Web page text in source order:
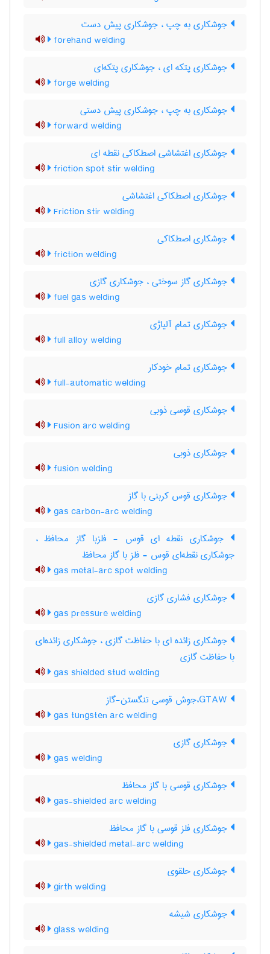
جوشکاری به چپ ، جوشکاری پیش دست
forehand welding
جوشکاری پتکه ای ، جوشکاری پتکه‌ای
forge welding
جوشکاری به چپ ، جوشکاری پیش دستی
forward welding
جوشکاری اغتشاشی اصطکاکی نقطه ای
friction spot stir welding
جوشکاری اصطکاکی اغتشاشی
Friction stir welding
جوشکاری اصطکاکی
friction welding
جوشکاری گاز سوختی ، جوشکاری گازی
fuel gas welding
جوشکاری تمام آلیاژی
full alloy welding
جوشکاری تمام خودکار
full-automatic welding
جوشکاری قوسی ذوبی
Fusion arc welding
جوشکاری ذوبی
fusion welding
جوشکاری قوس کربنی با گاز
gas carbon-arc welding
جوشکاری نقطه ای قوس - فلزبا گاز محافظ ،
جوشکاری نقطه‌ای قوس - فلز با گاز محافظ
gas metal-arc spot welding
جوشکاری فشاری گازی
gas pressure welding
جوشکاری زائده ای با حفاظت گازی ، جوشکاری زائده‌ای
با حفاظت گازی
gas shielded stud welding
gas tungsten arc welding
جوشکاری گازی
gas welding
جوشکاری قوسی با گاز محافظ
gas-shielded arc welding
جوشکاری فلز قوسی با گاز محافظ
gas-shielded metal-arc welding
جوشکاری حلقوی
girth welding
جوشکاری شیشه
glass welding